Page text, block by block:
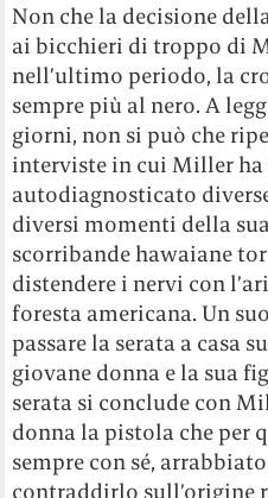
Non che la decisione
ai bicchieri di troppo di
nell’ultimo periodo, la
sempre più al nero. A
giorni, non si può che
interviste in cui Miller ha
autodiagnosticato
diversi momenti della
scorribande hawaiane
distendere i nervi con
foresta americana. Un
passare la serata a casa
giovane donna e la sua
serata si conclude con
donna la pistola che per
sempre con sé,
contraddirlo sull’origine